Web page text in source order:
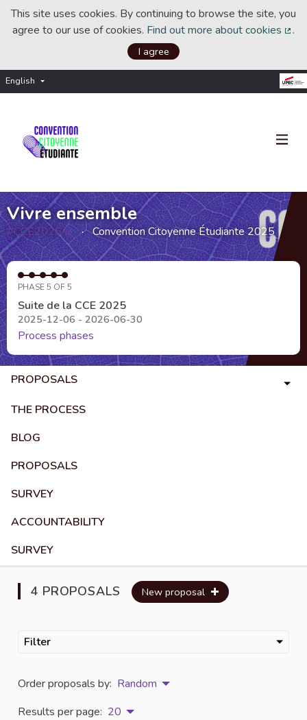
This site uses cookies. By continuing to browse the site, you
agree to our use of cookies. Find out more about cookies .
I agree
English Choisir la langue
Vivre ensemble
#CCE2025
(External link)
Convention Citoyenne Étudiante 2025
PHASE 5 OF 5
Suite de la CCE 2025
2025-12-06 - 2026-06-30
Process phases
PROPOSALS
THE PROCESS
BLOG
PROPOSALS
SURVEY
ACCOUNTABILITY
SURVEY
4 PROPOSALS New proposal
Filter
Order proposals by: Random
Results per page: 20